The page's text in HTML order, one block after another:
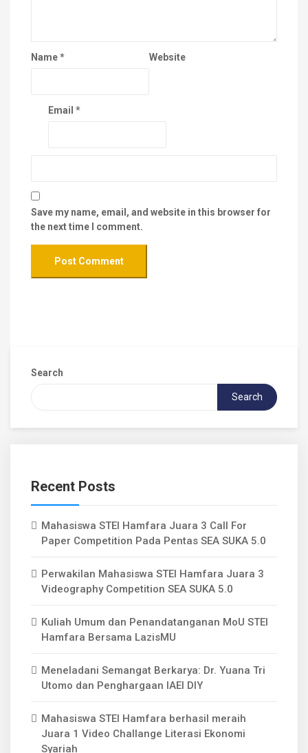
Name*
Email *
Website
Save my name, email, and website in this browser for
the next time I comment.
Search
Search
Recent Posts
Mahasiswa STEI Hamfara Juara 3 Call For
Paper Competition Pada Pentas SEA SUKA 5.0
Perwakilan Mahasiswa STEI Hamfara Juara 3
Videography Competition SEA SUKA 5.0
Kuliah Umum dan Penandatanganan MoU STEI
Hamfara Bersama LazisMU
Meneladani Semangat Berkarya: Dr. Yuana Tri
Utomo dan Penghargaan IAEI DIY
Mahasiswa STEI Hamfara berhasil meraih
Juara 1 Video Challange Literasi Ekonomi
Syariah